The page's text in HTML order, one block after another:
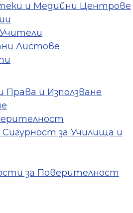
и Медийни Центрове
Листове
Права и Използване
за Училища и
за Поверителност